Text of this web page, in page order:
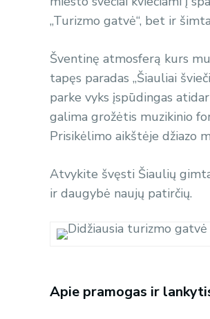
„Turizmo gatvė“, bet ir
Šventinę atmosferą kurs
tapęs paradas „Šiauliai
parke vyks įspūdingas
galima grožėtis muzikinio
Prisikėlimo aikštėje džiazo
Atvykite švęsti Šiaulių
ir daugybė naujų patirčių.
Apie pramogas ir